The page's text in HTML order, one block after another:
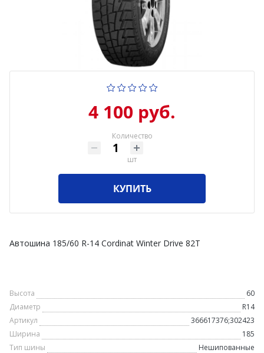
4 100 руб.
Количество
шт
КУПИТЬ
Автошина 185/60 R-14 Cordinat Winter Drive 82T
Высота
60
Диаметр
R14
Артикул
366617376;302423
Ширина
185
Тип шины
Нешипованные